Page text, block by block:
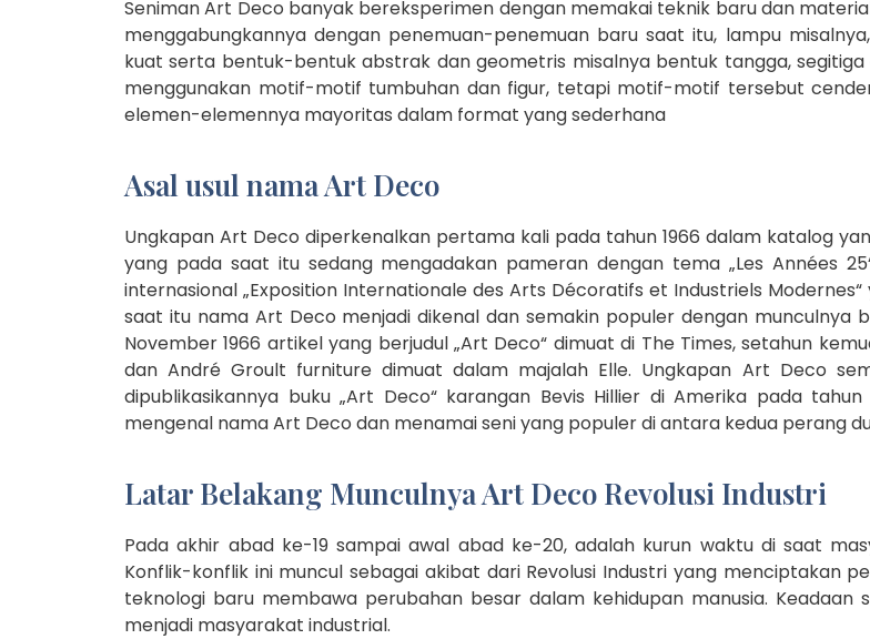
Seniman Art Deco banyak bereksperimen dengan memakai teknik baru dan
menggabungkannya dengan penemuan-penemuan baru saat itu, lampu
kuat serta bentuk-bentuk abstrak dan geometris misalnya bentuk tangga,
menggunakan motif-motif tumbuhan dan figur, tetapi motif-motif tersebut
elemen-elemennya mayoritas dalam format yang sederhana
Asal usul nama Art Deco
Ungkapan Art Deco diperkenalkan pertama kali pada tahun 1966 dalam katalog
yang pada saat itu sedang mengadakan pameran dengan tema „Les Années
internasional „Exposition Internationale des Arts Décoratifs et Industriels
saat itu nama Art Deco menjadi dikenal dan semakin populer dengan
November 1966 artikel yang berjudul „Art Deco“ dimuat di The Times, setahun
dan André Groult furniture dimuat dalam majalah Elle. Ungkapan Art Deco
dipublikasikannya buku „Art Deco“ karangan Bevis Hillier di Amerika pada
mengenal nama Art Deco dan menamai seni yang populer di antara kedua perang
Latar Belakang Munculnya Art Deco Revolusi Industri
Pada akhir abad ke-19 sampai awal abad ke-20, adalah kurun waktu di saat
Konflik-konflik ini muncul sebagai akibat dari Revolusi Industri yang menciptakan
teknologi baru membawa perubahan besar dalam kehidupan manusia.
menjadi masyarakat industrial.